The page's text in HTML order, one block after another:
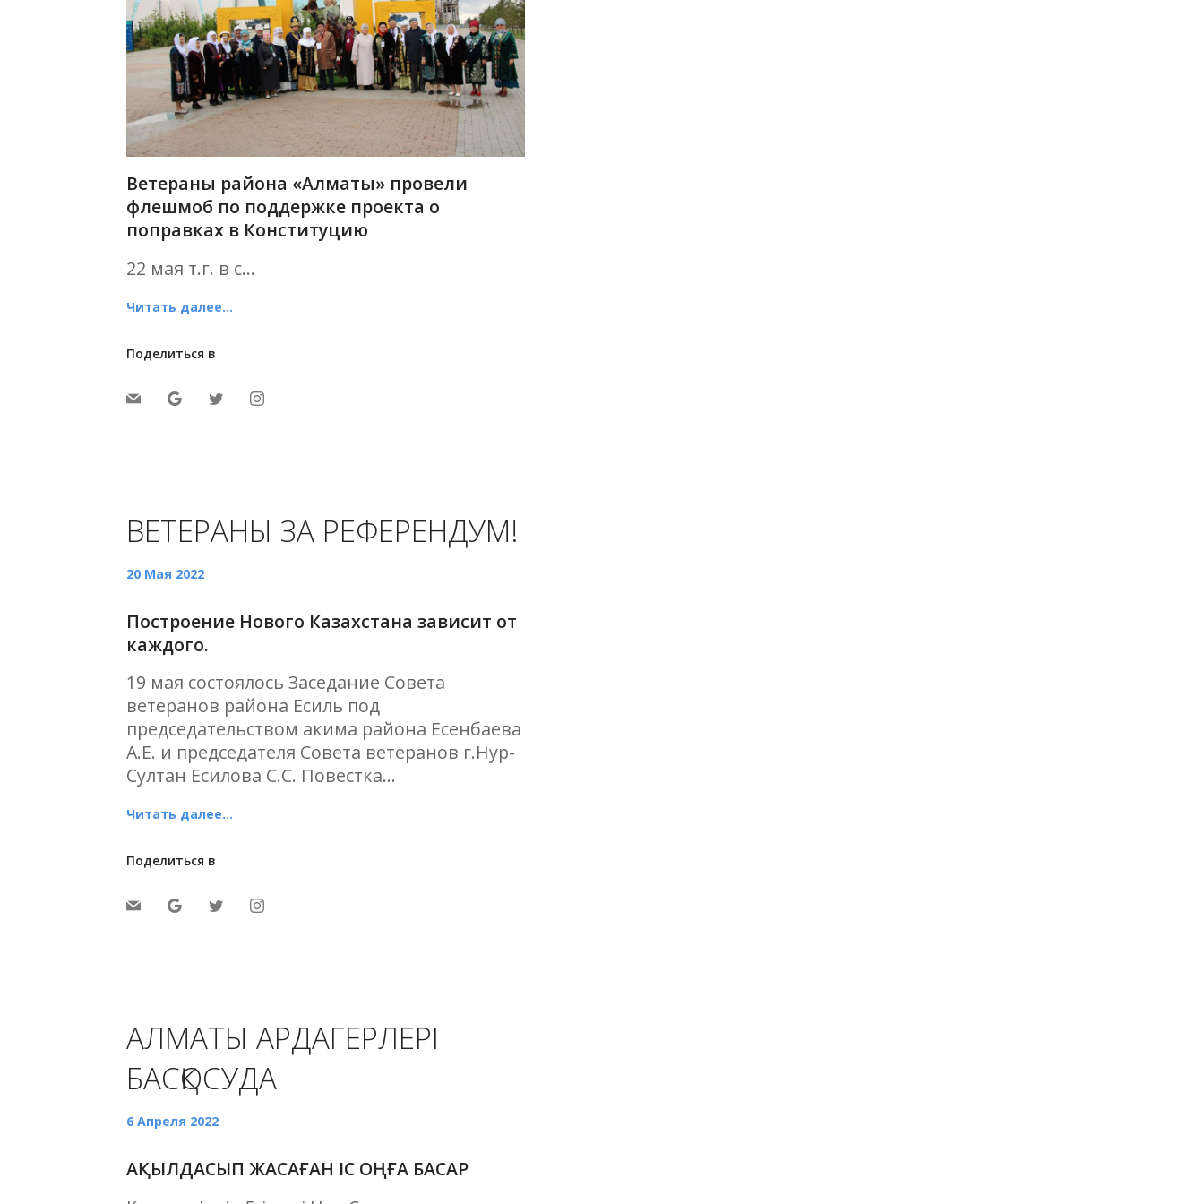
Ветераны района «Алматы» провели
флешмоб по поддержке проекта о
поправках в Конституцию
22 мая т.г. в с...
Читать далее...
Поделиться в
ВЕТЕРАНЫ ЗА РЕФЕРЕНДУМ!
20 Мая 2022
Построение Нового Казахстана зависит от
каждого.
19 мая состоялось Заседание Совета
ветеранов района Есиль под
председательством акима района Есенбаева
А.Е. и председателя Совета ветеранов г.Нур-
Султан Есилова С.С. Повестка...
Читать далее...
Поделиться в
АЛМАТЫ АРДАГЕРЛЕРІ
БАСҚОСУДА
6 Апреля 2022
АҚЫЛДАСЫП ЖАСАҒАН ІС ОҢҒА БАСАР